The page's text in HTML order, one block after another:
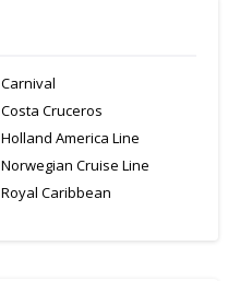
Carnival
Costa Cruceros
Holland America Line
Norwegian Cruise Line
Royal Caribbean